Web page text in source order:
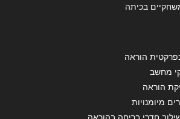
בכיתה
הוראה
מחשב
הוראה
מיומנויות